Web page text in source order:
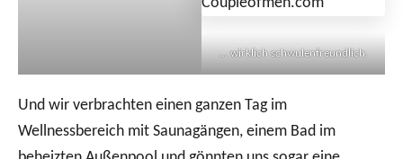
… wirklich schwulenfreundlich.
Und wir verbrachten einen ganzen Tag im
Wellnessbereich mit Saunagängen, einem Bad im